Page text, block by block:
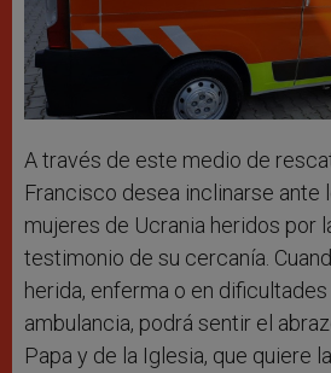
A través de este medio de
Francisco desea inclinarse ante
mujeres de Ucrania heridos por
testimonio de su cercanía.
herida, enferma o en
ambulancia, podrá sentir el
Papa y de la Iglesia, que quiere